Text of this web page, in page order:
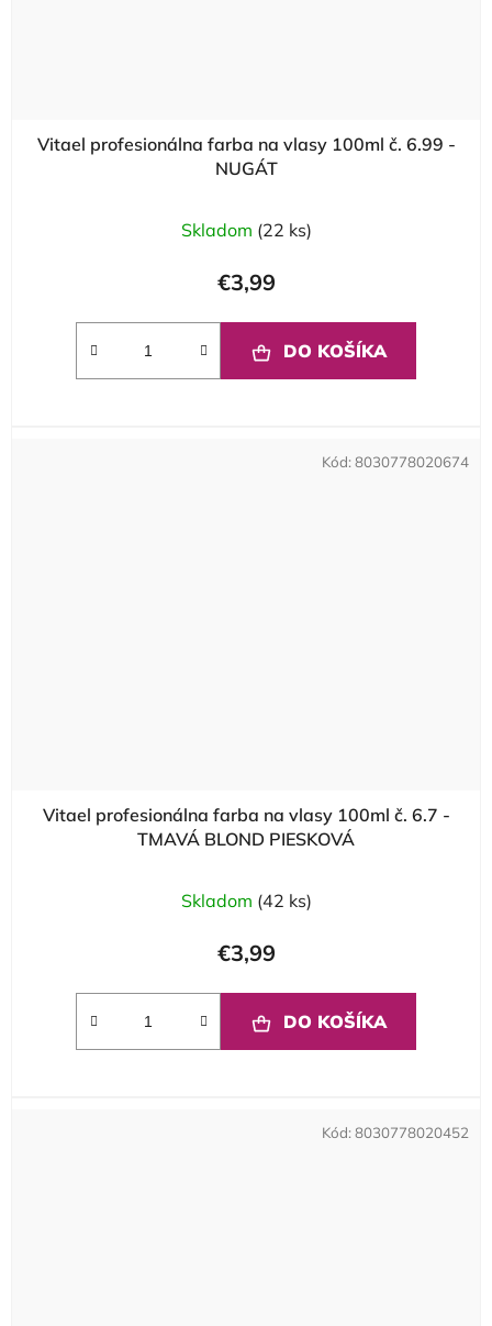
Vitael profesionálna farba na vlasy 100ml č. 6.99 -
NUGÁT
Skladom (22 ks)
€3,99
DO KOŠÍKA
Vitael profesionálna farba na vlasy 100ml č. 6.7 -
TMAVÁ BLOND PIESKOVÁ
Skladom (42 ks)
€3,99
DO KOŠÍKA
Kód: 8030778020674
Kód: 8030778020452